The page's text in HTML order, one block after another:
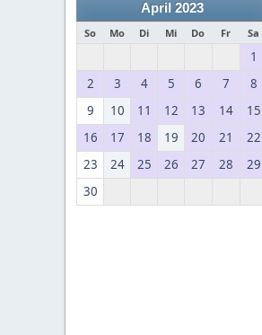
April 2023
So Mo Di Mi Do Fr Sa
1
2
3 4 5 6 7
8
9
10 11 12 13 14
15
16
17 18 19 20 21
22
23
24 25 26 27 28
29
30